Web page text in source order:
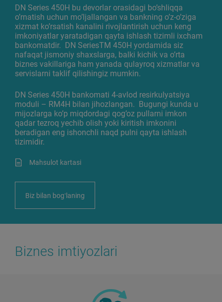
DN Series 450H bu devorlar orasidagi bo’shliqqa
o’rnatish uchun mo’ljallangan va bankning o’z-o’ziga
xizmat ko’rsatish kanalini rivojlantirish uchun keng
imkoniyatlar yaratadigan qayta ishlash tizimli ixcham
bankomatdir. DN SeriesTM 450H yordamida siz
nafaqat jismoniy shaxslarga, balki kichik va o’rta
biznes vakillariga ham yanada qulayroq xizmatlar va
servislarni taklif qilishingiz mumkin.
DN Series 450H bankomati 4-avlod resirkulyatsiya
moduli – RM4H bilan jihozlangan. Bugungi kunda u
mijozlarga ko’p miqdordagi qog’oz pullarni imkon
qadar tezroq yechib olish yoki kiritish imkonini
beradigan eng ishonchli naqd pulni qayta ishlash
tizimidir.
Mahsulot kartasi
Biz bilan bogʻlaning
Biznes imtiyozlari